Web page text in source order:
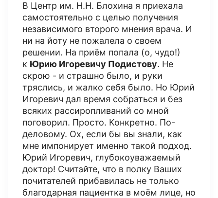
В Центр им. Н.Н. Блохина я приехала
самостоятельно с целью получения
независимого второго мнения врача. И
ни на йоту не пожалела о своем
решении. На приём попала (о, чудо!)
к Юрию Игоревичу Подистову. Не
скрою - и страшно было, и руки
тряслись, и жалко себя было. Но Юрий
Игоревич дал время собраться и без
всяких рассиропливаний со мной
поговорил. Просто. Конкретно. По-
деловому. Ох, если бы вы знали, как
мне импонирует именно такой подход.
Юрий Игоревич, глубокоуважаемый
доктор! Считайте, что в полку Ваших
почитателей прибавилась не только
благодарная пациентка в моём лице, но